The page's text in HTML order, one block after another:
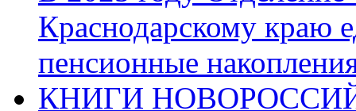
Краснодарскому краю
пенсионные
КНИГИ